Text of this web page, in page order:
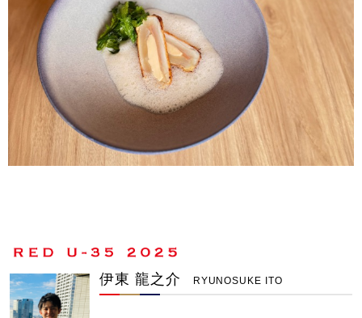
伊東 龍之介 RYUNOSUKE ITO